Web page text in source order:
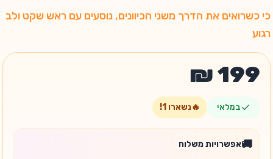
כי כשרואים את הדרך משני הכיוונים, נוסעים עם ראש שקט ולב
רגוע
במלאי 🔥נשארו 1
!
🚚אפשרויות משלוח